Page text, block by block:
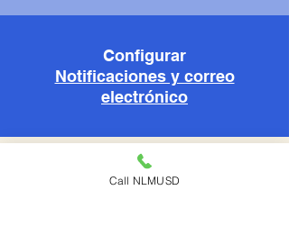
Configurar
Notificaciones y correo
electrónico
Guía de
Call NLMUSD